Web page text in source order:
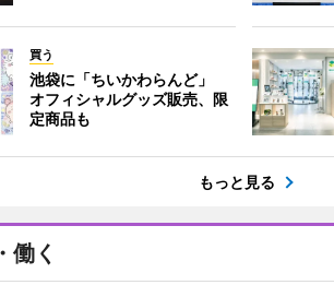
買う
池袋に「ちいかわらんど」
オフィシャルグッズ販売、限
定商品も
もっと見る
働く